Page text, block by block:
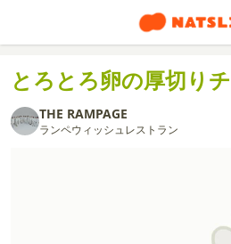
とろとろ卵の厚切り
THE RAMPAGE
ランペウィッシュレストラン